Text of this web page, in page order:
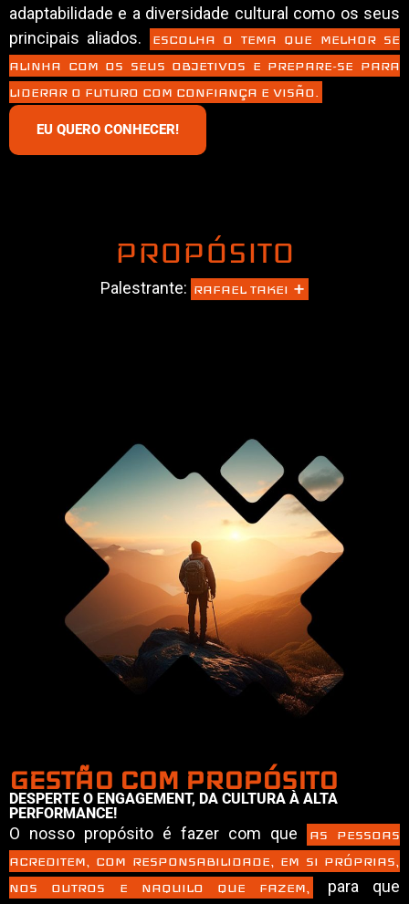
adaptabilidade e a diversidade cultural como os seus
principais aliados.
ESCOLHA O TEMA QUE MELHOR SE
ALINHA COM OS SEUS OBJETIVOS E PREPARE-SE PARA
LIDERAR O FUTURO COM CONFIANÇA E VISÃO.
EU QUERO CONHECER!
PROPÓSITO
Palestrante: RAFAEL TAKEI +
GESTÃO COM PROPÓSITO
DESPERTE O ENGAGEMENT, DA CULTURA À ALTA
PERFORMANCE!
O nosso propósito é fazer com que
AS PESSOAS
ACREDITEM, COM RESPONSABILIDADE, EM SI PRÓPRIAS,
NOS OUTROS E NAQUILO QUE FAZEM,
para que